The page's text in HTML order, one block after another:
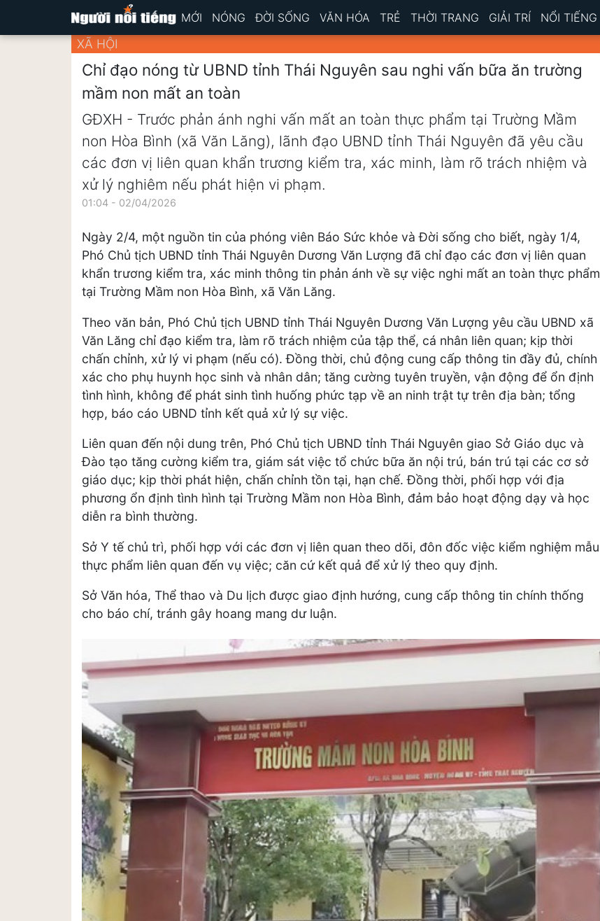
MỚI NÓNG ĐỜI SỐNG VĂN HÓA TRẺ THỜI TRANG GIẢI TRÍ NỔI TIẾNG
XÃ HỘI
Chỉ đạo nóng từ UBND tỉnh Thái Nguyên sau nghi vấn bữa ăn trường
mầm non mất an toàn
GĐXH - Trước phản ánh nghi vấn mất an toàn thực phẩm tại Trường Mầm
non Hòa Bình (xã Văn Lăng), lãnh đạo UBND tỉnh Thái Nguyên đã yêu cầu
các đơn vị liên quan khẩn trương kiểm tra, xác minh, làm rõ trách nhiệm và
xử lý nghiêm nếu phát hiện vi phạm.
01:04 - 02/04/2026
Ngày 2/4, một nguồn tin của phóng viên Báo Sức khỏe và Đời sống cho biết, ngày 1/4,
Phó Chủ tịch UBND tỉnh Thái Nguyên Dương Văn Lượng đã chỉ đạo các đơn vị liên quan
khẩn trương kiểm tra, xác minh thông tin phản ánh về sự việc nghi mất an toàn thực phẩm
tại Trường Mầm non Hòa Bình, xã Văn Lăng.
Theo văn bản, Phó Chủ tịch UBND tỉnh Thái Nguyên Dương Văn Lượng yêu cầu UBND xã
Văn Lăng chỉ đạo kiểm tra, làm rõ trách nhiệm của tập thể, cá nhân liên quan; kịp thời
chấn chỉnh, xử lý vi phạm (nếu có). Đồng thời, chủ động cung cấp thông tin đầy đủ, chính
xác cho phụ huynh học sinh và nhân dân; tăng cường tuyên truyền, vận động để ổn định
tình hình, không để phát sinh tình huống phức tạp về an ninh trật tự trên địa bàn; tổng
hợp, báo cáo UBND tỉnh kết quả xử lý sự việc.
Liên quan đến nội dung trên, Phó Chủ tịch UBND tỉnh Thái Nguyên giao Sở Giáo dục và
Đào tạo tăng cường kiểm tra, giám sát việc tổ chức bữa ăn nội trú, bán trú tại các cơ sở
giáo dục; kịp thời phát hiện, chấn chỉnh tồn tại, hạn chế. Đồng thời, phối hợp với địa
phương ổn định tình hình tại Trường Mầm non Hòa Bình, đảm bảo hoạt động dạy và học
diễn ra bình thường.
Sở Y tế chủ trì, phối hợp với các đơn vị liên quan theo dõi, đôn đốc việc kiểm nghiệm mẫu
thực phẩm liên quan đến vụ việc; căn cứ kết quả để xử lý theo quy định.
Sở Văn hóa, Thể thao và Du lịch được giao định hướng, cung cấp thông tin chính thống
cho báo chí, tránh gây hoang mang dư luận.